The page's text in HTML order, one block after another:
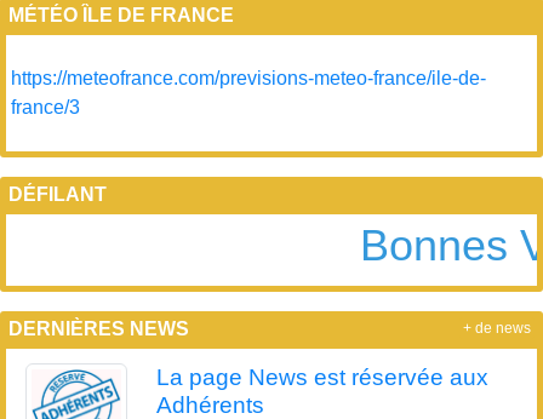
MÉTÉO ÎLE DE FRANCE
https://meteofrance.com/previsions-meteo-france/ile-de-
france/3
DÉFILANT
Bonnes
DERNIÈRES NEWS
La page News est réservée aux
Adhérents
+ de news